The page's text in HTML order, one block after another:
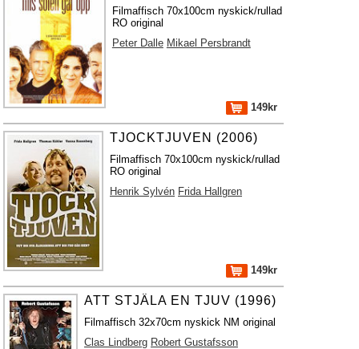
Filmaffisch 70x100cm nyskick/rullad
RO original
Peter Dalle Mikael Persbrandt
149kr
TJOCKTJUVEN (2006)
Filmaffisch 70x100cm nyskick/rullad
RO original
Henrik Sylvén Frida Hallgren
149kr
ATT STJÄLA EN TJUV (1996)
Filmaffisch 32x70cm nyskick NM original
Clas Lindberg Robert Gustafsson